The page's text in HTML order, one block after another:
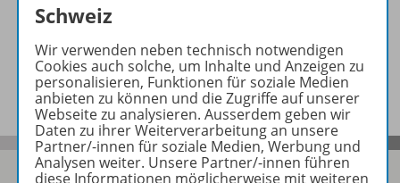
Benachrichtigungs-Service
Schweiz
Wir verwenden neben technisch notwendigen
Cookies auch solche, um Inhalte und Anzeigen zu
personalisieren, Funktionen für soziale Medien
anbieten zu können und die Zugriffe auf unserer
Webseite zu analysieren. Ausserdem geben wir
Daten zu ihrer Weiterverarbeitung an unsere
Partner/-innen für soziale Medien, Werbung und
Analysen weiter. Unsere Partner/-innen führen
diese Informationen möglicherweise mit weiteren